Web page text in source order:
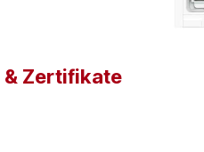
& Zertifikate